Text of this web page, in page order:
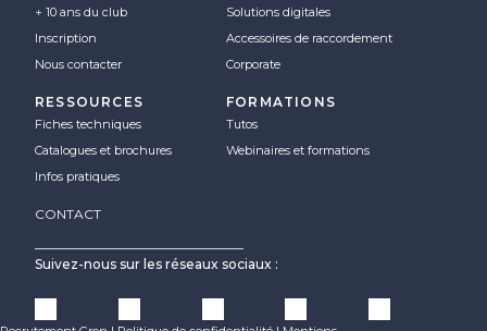
+ 10 ans du club
Inscription
Nous contacter
Solutions digitales
Accessoires de raccordement
Corporate
RESSOURCES
Fiches techniques
Catalogues et brochures
Infos pratiques
FORMATIONS
Tutos
Webinaires et formations
CONTACT
Suivez-nous sur les réseaux sociaux :